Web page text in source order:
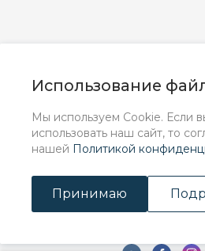
Использование
Мы используем Cookie. Если
использовать наш сайт, то
нашей Политикой
Принимаю
информационный характер и ни
положениями Статьи